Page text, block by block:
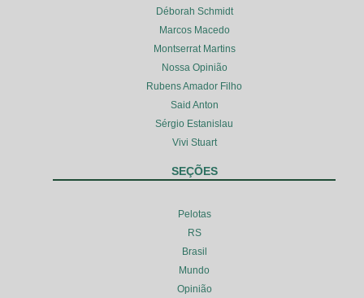
Déborah Schmidt
Marcos Macedo
Montserrat Martins
Nossa Opinião
Rubens Amador Filho
Said Anton
Sérgio Estanislau
Vivi Stuart
SEÇÕES
Pelotas
RS
Brasil
Mundo
Opinião